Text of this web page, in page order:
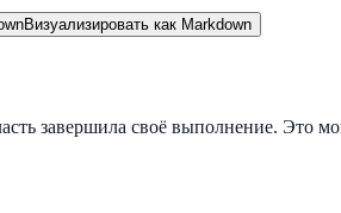
Визуализировать как Markdown
завершила своё выполнение. Это